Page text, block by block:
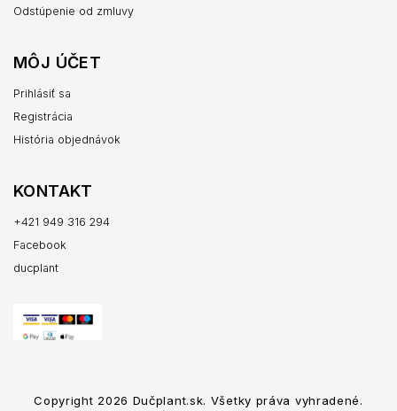
Odstúpenie od zmluvy
MÔJ ÚČET
Prihlásiť sa
Registrácia
História objednávok
KONTAKT
+421 949 316 294
Facebook
ducplant
Copyright 2026 Dučplant.sk. Všetky práva vyhradené.